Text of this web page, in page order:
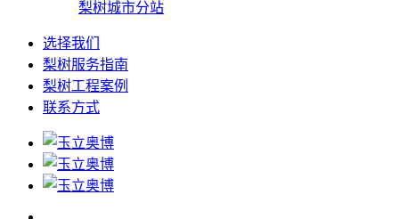
梨树城市分站
选择我们
梨树服务指南
梨树工程案例
联系方式